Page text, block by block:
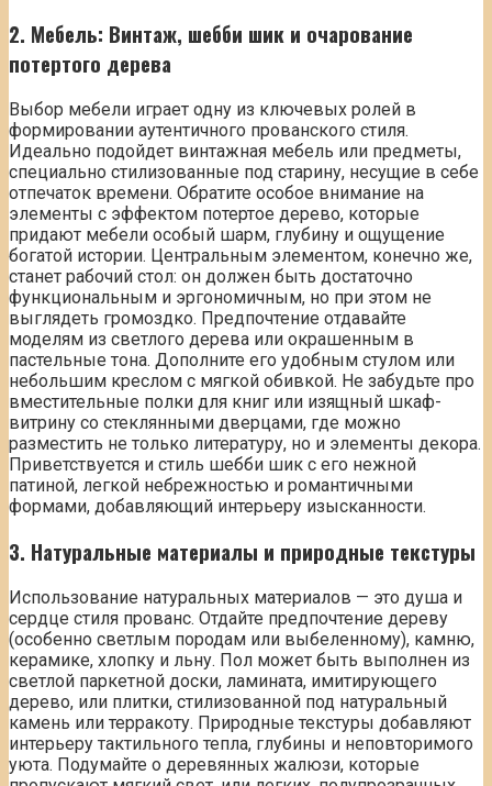
2. Мебель: Винтаж, шебби шик и очарование
потертого дерева
Выбор мебели играет одну из ключевых ролей в
формировании аутентичного прованского стиля.
Идеально подойдет винтажная мебель или предметы,
специально стилизованные под старину, несущие в себе
отпечаток времени. Обратите особое внимание на
элементы с эффектом потертое дерево, которые
придают мебели особый шарм, глубину и ощущение
богатой истории. Центральным элементом, конечно же,
станет рабочий стол: он должен быть достаточно
функциональным и эргономичным, но при этом не
выглядеть громоздко. Предпочтение отдавайте
моделям из светлого дерева или окрашенным в
пастельные тона. Дополните его удобным стулом или
небольшим креслом с мягкой обивкой. Не забудьте про
вместительные полки для книг или изящный шкаф-
витрину со стеклянными дверцами, где можно
разместить не только литературу, но и элементы декора.
Приветствуется и стиль шебби шик с его нежной
патиной, легкой небрежностью и романтичными
формами, добавляющий интерьеру изысканности.
3. Натуральные материалы и природные текстуры
Использование натуральных материалов — это душа и
сердце стиля прованс. Отдайте предпочтение дереву
(особенно светлым породам или выбеленному), камню,
керамике, хлопку и льну. Пол может быть выполнен из
светлой паркетной доски, ламината, имитирующего
дерево, или плитки, стилизованной под натуральный
камень или терракоту. Природные текстуры добавляют
интерьеру тактильного тепла, глубины и неповторимого
уюта. Подумайте о деревянных жалюзи, которые